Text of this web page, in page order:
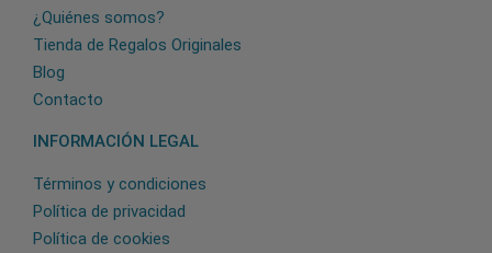
¿Quiénes somos?
Tienda de Regalos Originales
Blog
Contacto
INFORMACIÓN LEGAL
Términos y condiciones
Política de privacidad
Política de cookies